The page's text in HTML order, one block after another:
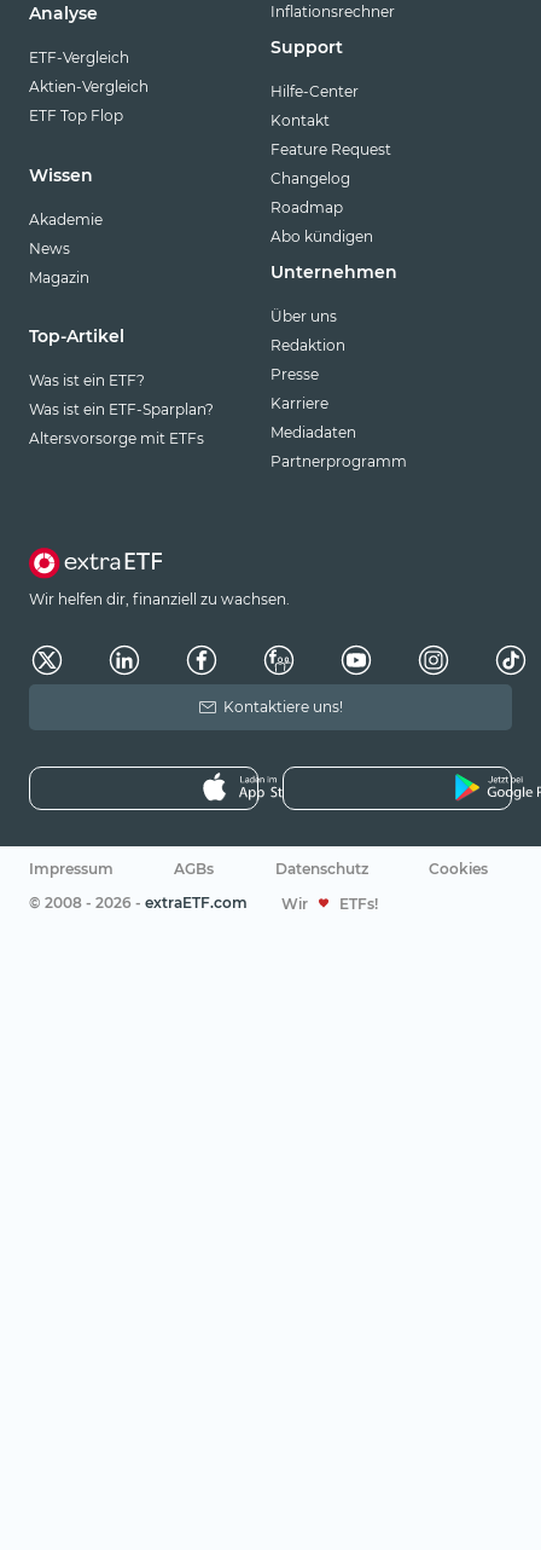
Analyse
ETF-Vergleich
Aktien-Vergleich
ETF Top Flop
Wissen
Akademie
News
Magazin
Top-Artikel
Was ist ein ETF?
Was ist ein ETF-Sparplan?
Altersvorsorge mit ETFs
Inflationsrechner
Support
Hilfe-Center
Kontakt
Feature Request
Changelog
Roadmap
Abo kündigen
Unternehmen
Über uns
Redaktion
Presse
Karriere
Mediadaten
Partnerprogramm
Wir helfen dir, finanziell zu wachsen.
Kontaktiere uns!
Impressum AGBs Datenschutz
Cookies
© 2008 - 2026 - extraETF.com Wir ETFs!